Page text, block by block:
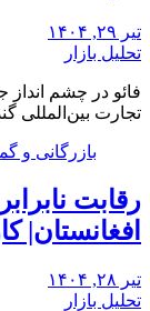
تیر ۲۹, ۱۴۰۴
تحلیل بازار
فائو در چشم انداز
تجارت بین‌المللی
بازرگانی و
رقابت
افغانستان|
تیر ۲۸, ۱۴۰۴
تحلیل بازار